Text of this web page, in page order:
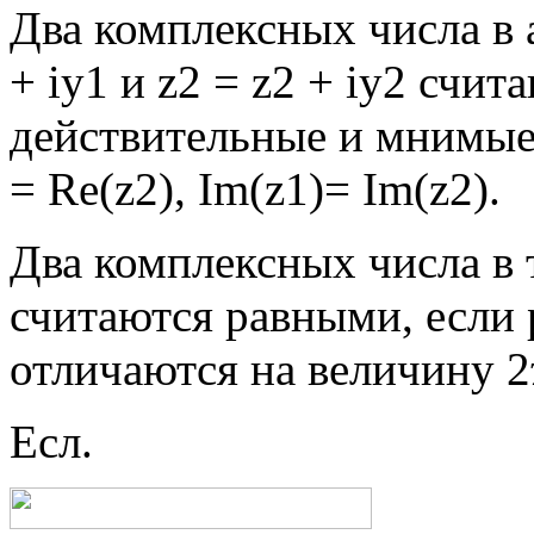
Два комплексных числа в
+ iy1 и z2 = z2 + iy2
действительные и
= Re(z2), Im(z1)= Im(z2).
Два комплексных числа
считаются равными,
отличаются на
Есл.